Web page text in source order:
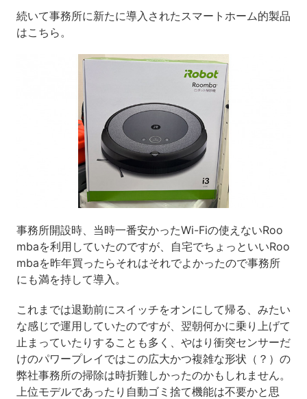
続いて事務所に新たに導入されたスマートホーム的製品
はこちら。
事務所開設時、当時一番安かったWi-Fiの使えないRoo
mbaを利用していたのですが、自宅でちょっといいRoo
mbaを昨年買ったらそれはそれでよかったので事務所
にも満を持して導入。
これまでは退勤前にスイッチをオンにして帰る、みたい
な感じで運用していたのですが、翌朝何かに乗り上げて
止まっていたりすることも多く、やはり衝突センサーだ
けのパワープレイではこの広大かつ複雑な形状（？）の
弊社事務所の掃除は時折難しかったのかもしれません。
上位モデルであったり自動ゴミ捨て機能は不要かと思